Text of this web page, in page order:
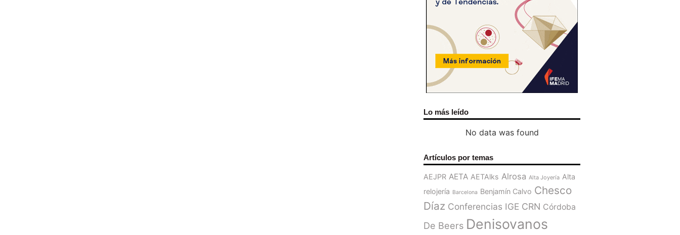
Lo más leído
No data was found
Artículos por temas
AEJPR AETA AETAlks Alrosa Alta Joyería Alta
relojería Barcelona Benjamín Calvo Chesco
Díaz Conferencias IGE CRN Córdoba
De Beers Denisovanos